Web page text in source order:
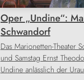
Oper „Undine“:
Schwandorf
Das Marionetten-Theater
und Samstag Ernst
Undine anlässlich der